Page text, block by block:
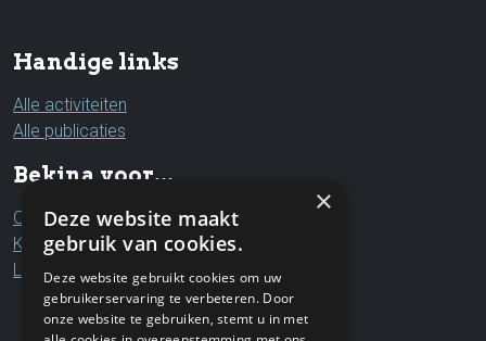
Handige links
Alle activiteiten
Alle publicaties
Bekina voor...
Ouders & grootouders
Kinderen & jongeren
Leerkrachten & professionals
×
Deze website maakt
gebruik van cookies.
Deze website gebruikt cookies om uw
gebruikerservaring te verbeteren. Door
onze website te gebruiken, stemt u in met